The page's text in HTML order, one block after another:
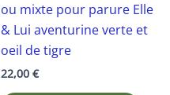
ou mixte pour parure Elle
& Lui aventurine verte et
oeil de tigre
22,00 €